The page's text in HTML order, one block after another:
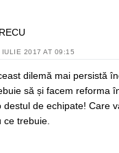
IULIE 2017 AT 09:15
dilemă mai persistă
să și facem reforma
destul de echipate! Care
ce trebuie.